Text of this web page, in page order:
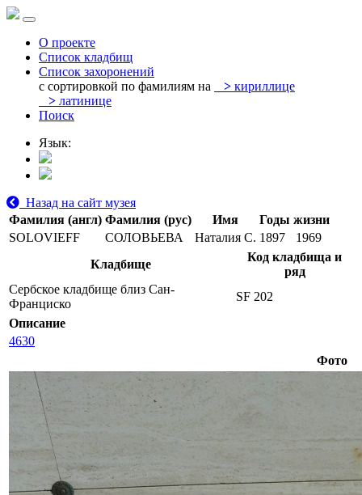
О проекте
Список кладбищ
Список захоронений
с сортировкой по фамилиям на
> кириллице
> латинице
Поиск
Язык:
Назад на сайт музея
Фамилия (англ) Фамилия (рус) Имя
Годы жизни
SOLOVIEFF
СОЛОВЬЕВА Наталия С. 1897
1969
Кладбище
Код кладбища и
ряд
Сербское кладбище близ Сан-
Франциско
SF 202
Описание
4630
Фото